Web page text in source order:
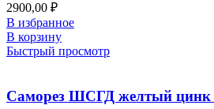
2900,00 ₽
В избранное
В корзину
Быстрый просмотр
Саморез ШСГД желтый цинк